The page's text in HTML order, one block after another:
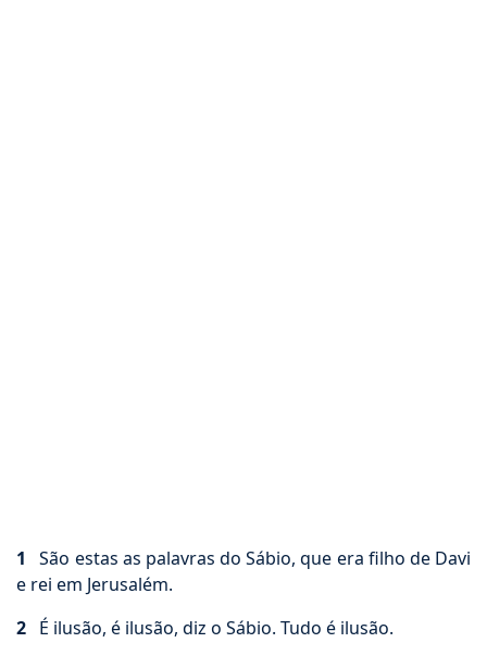
1 São estas as palavras do Sábio, que era filho de Davi
e rei em Jerusalém.
2 É ilusão, é ilusão, diz o Sábio. Tudo é ilusão.